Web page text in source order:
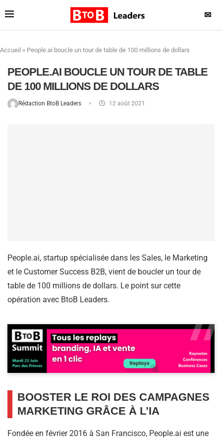
✉
Accueil » People.ai boucle un tour de table de 100 millions de dollars
PEOPLE.AI BOUCLE UN TOUR DE TABLE
DE 100 MILLIONS DE DOLLARS
Rédaction BtoB Leaders 12 août 2021
People.ai, startup spécialisée dans les Sales, le Marketing
et le Customer Success B2B, vient de boucler un tour de
table de 100 millions de dollars. Le point sur cette
opération avec BtoB Leaders.
BOOSTER LE ROI DES CAMPAGNES
MARKETING GRÂCE À L’IA
Fondée en février 2016 à San Francisco, People.ai est une